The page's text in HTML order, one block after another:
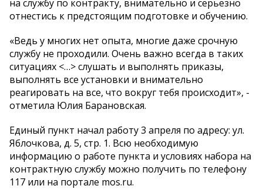
на службу по контракту, внимательно и серьезно
отнестись к предстоящим подготовке и обучению.
«Ведь у многих нет опыта, многие даже срочную
службу не проходили. Очень важно всегда в таких
ситуациях <…> слушать и выполнять приказы,
выполнять все установки и внимательно
реагировать на все, что вокруг тебя происходит», -
отметила Юлия Барановская.
Единый пункт начал работу 3 апреля по адресу: ул.
Яблочкова, д. 5, стр. 1. Всю необходимую
информацию о работе пункта и условиях набора на
контрактную службу можно получить по телефону
117 или на портале mos.ru.